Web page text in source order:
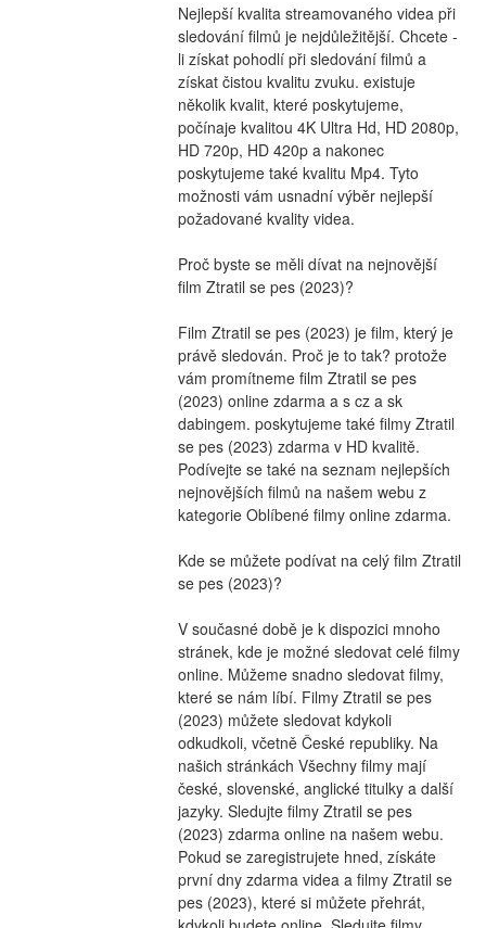
Nejlepší kvalita streamovaného videa při
sledování filmů je nejdůležitější. Chcete -
li získat pohodlí při sledování filmů a
získat čistou kvalitu zvuku. existuje
několik kvalit, které poskytujeme,
počínaje kvalitou 4K Ultra Hd, HD 2080p,
HD 720p, HD 420p a nakonec
poskytujeme také kvalitu Mp4. Tyto
možnosti vám usnadní výběr nejlepší
požadované kvality videa.
Proč byste se měli dívat na nejnovější
film Ztratil se pes (2023)?
Film Ztratil se pes (2023) je film, který je
právě sledován. Proč je to tak? protože
vám promítneme film Ztratil se pes
(2023) online zdarma a s cz a sk
dabingem. poskytujeme také filmy Ztratil
se pes (2023) zdarma v HD kvalitě.
Podívejte se také na seznam nejlepších
nejnovějších filmů na našem webu z
kategorie Oblíbené filmy online zdarma.
Kde se můžete podívat na celý film Ztratil
se pes (2023)?
V současné době je k dispozici mnoho
stránek, kde je možné sledovat celé filmy
online. Můžeme snadno sledovat filmy,
které se nám líbí. Filmy Ztratil se pes
(2023) můžete sledovat kdykoli
odkudkoli, včetně České republiky. Na
našich stránkách Všechny filmy mají
české, slovenské, anglické titulky a další
jazyky. Sledujte filmy Ztratil se pes
(2023) zdarma online na našem webu.
Pokud se zaregistrujete hned, získáte
první dny zdarma videa a filmy Ztratil se
pes (2023), které si můžete přehrát,